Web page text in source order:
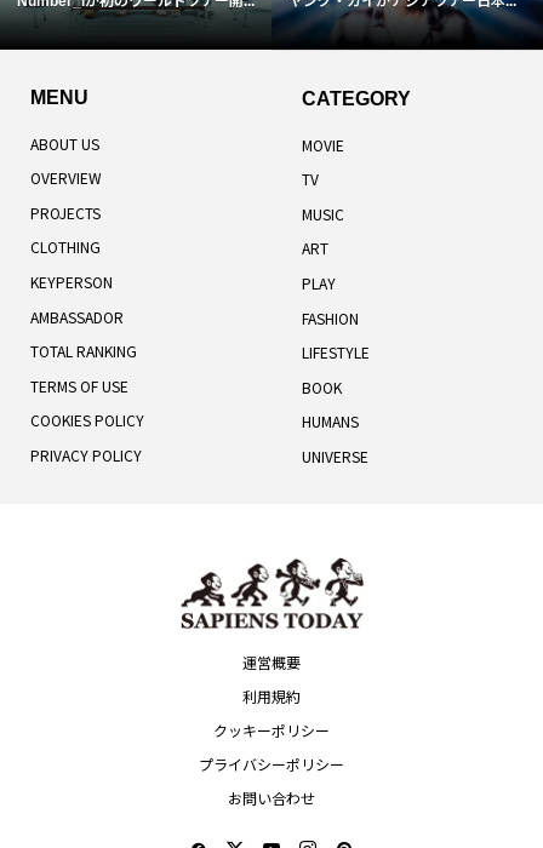
MENU
ABOUT US
OVERVIEW
PROJECTS
CLOTHING
KEYPERSON
AMBASSADOR
TOTAL RANKING
TERMS OF USE
COOKIES POLICY
PRIVACY POLICY
CATEGORY
MOVIE
TV
MUSIC
ART
PLAY
FASHION
LIFESTYLE
BOOK
HUMANS
UNIVERSE
運営概要
利用規約
クッキーポリシー
プライバシーポリシー
お問い合わせ